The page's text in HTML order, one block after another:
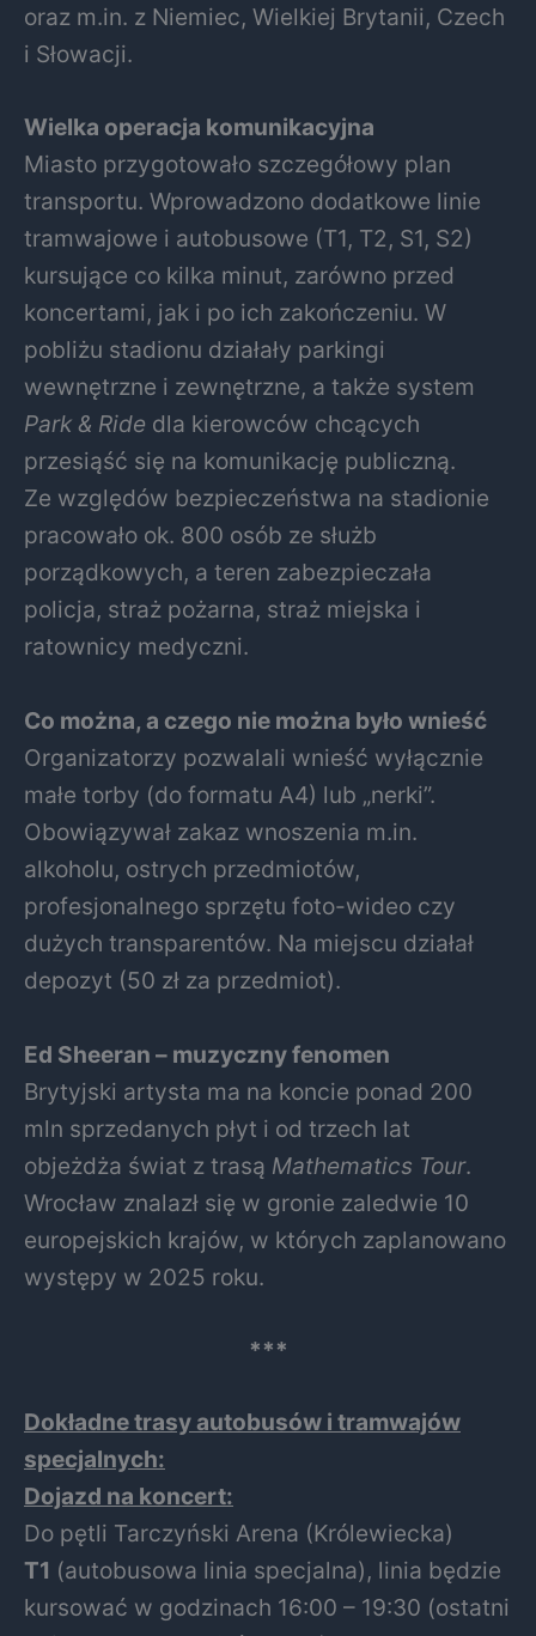
oraz m.in. z Niemiec, Wielkiej Brytanii, Czech
i Słowacji.
Wielka operacja komunikacyjna
Miasto przygotowało szczegółowy plan
transportu. Wprowadzono dodatkowe linie
tramwajowe i autobusowe (T1, T2, S1, S2)
kursujące co kilka minut, zarówno przed
koncertami, jak i po ich zakończeniu. W
pobliżu stadionu działały parkingi
wewnętrzne i zewnętrzne, a także system
Park & Ride dla kierowców chcących
przesiąść się na komunikację publiczną.
Ze względów bezpieczeństwa na stadionie
pracowało ok. 800 osób ze służb
porządkowych, a teren zabezpieczała
policja, straż pożarna, straż miejska i
ratownicy medyczni.
Co można, a czego nie można było wnieść
Organizatorzy pozwalali wnieść wyłącznie
małe torby (do formatu A4) lub „nerki”.
Obowiązywał zakaz wnoszenia m.in.
alkoholu, ostrych przedmiotów,
profesjonalnego sprzętu foto-wideo czy
dużych transparentów. Na miejscu działał
depozyt (50 zł za przedmiot).
Ed Sheeran – muzyczny fenomen
Brytyjski artysta ma na koncie ponad 200
mln sprzedanych płyt i od trzech lat
objeżdża świat z trasą Mathematics Tour.
Wrocław znalazł się w gronie zaledwie 10
europejskich krajów, w których zaplanowano
występy w 2025 roku.
***
Dokładne trasy autobusów i tramwajów
specjalnych:
Dojazd na koncert:
Do pętli Tarczyński Arena (Królewiecka)
T1 (autobusowa linia specjalna), linia będzie
kursować w godzinach 16:00 – 19:30 (ostatni